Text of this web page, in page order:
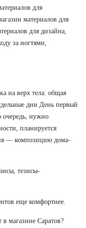
для
материалов для
для дизайна,
за ногтями,
на верх тела: общая
дни День первый
нужно
планируется
— композицию дома-
тезисы-
еще комфортнее.
магазине Саратов?